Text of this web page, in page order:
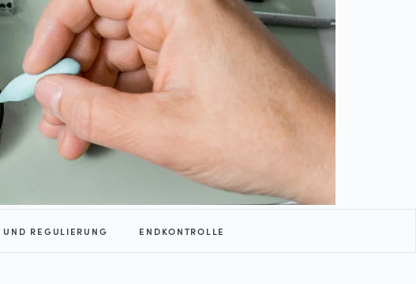
REGULIERUNG ENDKONTROLLE